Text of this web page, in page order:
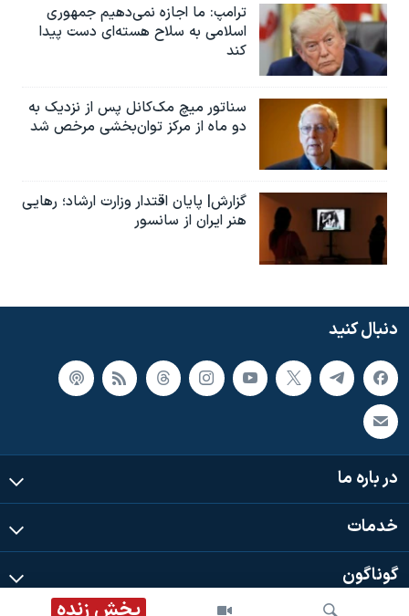
ترامپ: ما اجازه نمی‌دهیم جمهوری
اسلامی به سلاح هسته‌ای دست پیدا
کند
سناتور میچ مک‌کانل پس از نزدیک به
دو ماه از مرکز توان‌بخشی مرخص شد
گزارش| پایان اقتدار وزارت ارشاد؛ رهایی
هنر ایران از سانسور
دنبال کنید
در باره ما
خدمات
گوناگون